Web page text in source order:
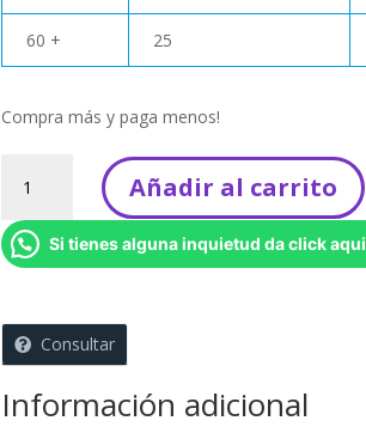
60 + 25
Compra más y paga menos!
Unicornio
1,5
Añadir al carrito
Si tienes alguna inquietud da click aqui
Consultar
Información adicional